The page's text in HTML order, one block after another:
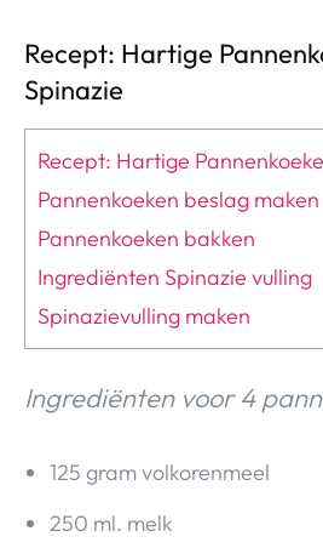
Recept: Hartige
Spinazie
Recept: Hartige
Pannenkoeken beslag maken
Pannenkoeken bakken
Ingrediënten Spinazie vulling
Spinazievulling maken
Ingrediënten voor 4
125 gram volkorenmeel
250 ml. melk